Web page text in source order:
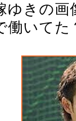
ゆきの画
働いてた